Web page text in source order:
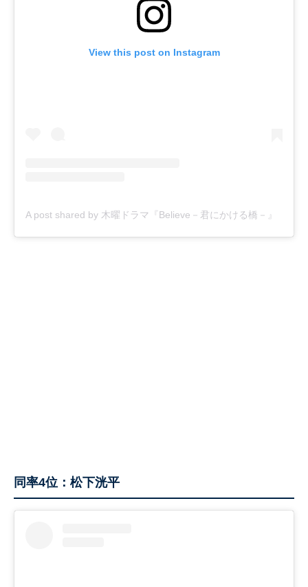
View this post on Instagram
A post shared by 木曜ドラマ『Believe－君にかける橋－』【テ
同率4位：松下洸平